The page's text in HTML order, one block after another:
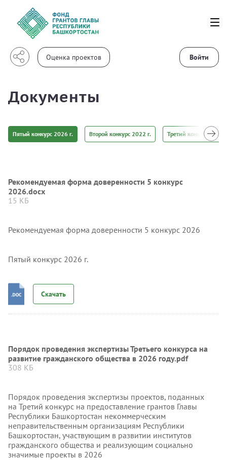
Войти
Документы
Пятый конкурс 2026 г. Второй конкурс 2022 г. Третий конкурс 2022
Рекомендуемая форма доверенности 5 конкурс
2026.docx
15 КБ
Рекомендуемая форма доверенности 5 конкурс 2026
Пятый конкурс 2026 г.
Скачать
Порядок проведения экспертизы Третьего конкурса на
развитие гражданского общества в 2026 году.pdf
308 КБ
Порядок проведения экспертизы проектов, поданных
на Третий конкурс на предоставление грантов Главы
Республики Башкортостан некоммерческим
неправительственным организациям Республики
Башкортостан, участвующим в развитии институтов
гражданского общества и реализующим социально
значимые проекты в 2026